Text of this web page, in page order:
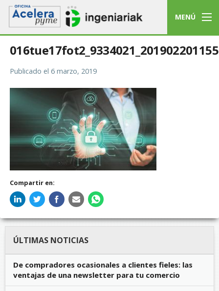
MENÚ
Publicado el 6 marzo, 2019
Compartir en:
ÚLTIMAS NOTICIAS
De compradores ocasionales a clientes fieles: las
ventajas de una newsletter para tu comercio